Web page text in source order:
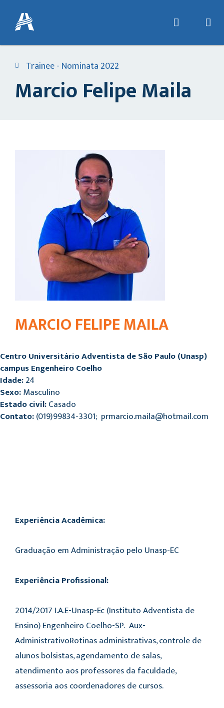
Trainee - Nominata 2022
Marcio Felipe Maila
MARCIO FELIPE MAILA
Centro Universitário Adventista de São Paulo (Unasp)
campus Engenheiro Coelho
Idade:24
Sexo:Masculino
Estado civil:Casado
Contato:(019)99834-3301; prmarcio.maila@hotmail.com
Experiência Acadêmica:
Graduação em Administração pelo Unasp-EC
Experiência Profissional:
2014/2017 I.A.E-Unasp-Ec (Instituto Adventista de
Ensino) Engenheiro Coelho-SP. Aux-
AdministrativoRotinas administrativas, controle de
alunos bolsistas, agendamento de salas,
atendimento aos professores da faculdade,
assessoria aos coordenadores de cursos.